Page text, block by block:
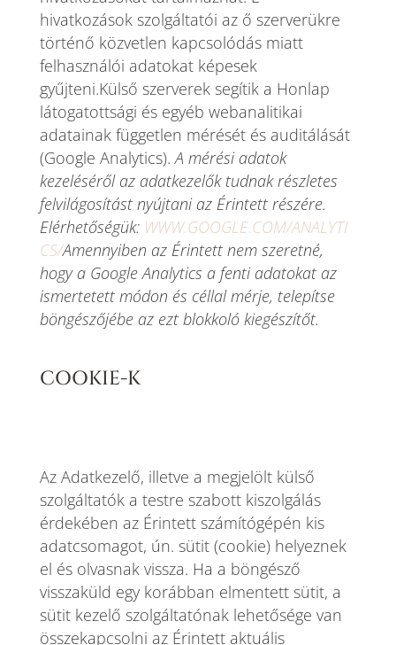
hivatkozások szolgáltatói az ő szerverükre
történő közvetlen kapcsolódás miatt
felhasználói adatokat képesek
gyűjteni.Külső szerverek segítik a Honlap
látogatottsági és egyéb webanalitikai
adatainak független mérését és auditálását
(Google Analytics).A mérési adatok
kezeléséről az adatkezelők tudnak részletes
felvilágosítást nyújtani az Érintett részére.
Elérhetőségük: WWW.GOOGLE.COM/ANALYTI
CS/Amennyiben az Érintett nem szeretné,
hogy a Google Analytics a fenti adatokat az
ismertetett módon és céllal mérje, telepítse
böngészőjébe az ezt blokkoló kiegészítőt.
COOKIE-K
Az Adatkezelő, illetve a megjelölt külső
szolgáltatók a testre szabott kiszolgálás
érdekében az Érintett számítógépén kis
adatcsomagot, ún. sütit (cookie) helyeznek
el és olvasnak vissza. Ha a böngésző
visszaküld egy korábban elmentett sütit, a
sütit kezelő szolgáltatónak lehetősége van
összekapcsolni az Érintett aktuális